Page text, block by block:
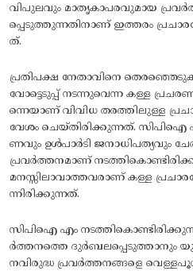
വിപുലവും മാതൃകാപരവുമായ
പ്പെടുത്തുന്നതിനാണ്‌ ഇത്തരം
ത്‌.
പ്രതിപക്ഷ നേതാവിനെ
വോട്ടെടുപ്പ്‌ നടന്നുവെന്ന കള്ള
ന്നെയാണ്‌ വിവിധ തരത്തിലുള്ള
വേശം ചെയ്‌തിരിക്കുന്നത്‌. സിപിഐ
ണവും ഉള്‍പാര്‍ടി ജനാധിപത്യവും
പ്രവര്‍ത്തനമാണ്‌
മനസ്സിലാവാത്തവരാണ്‌ കള്ള
ന്നിരിക്കുന്നത്‌.
സിപിഐ എം
ര്‍ത്തനത്തെ ദുര്‍ബലപ്പെടുത്താനും
നവിരുദ്ധ പ്രവര്‍ത്തനങ്ങളെ